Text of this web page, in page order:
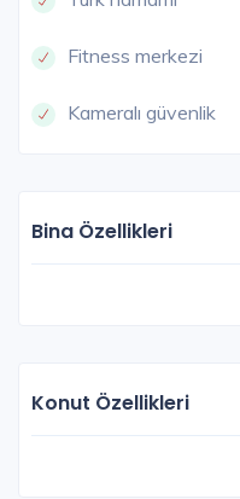
Fitness merkezi
Kameralı güvenlik
Bina Özellikleri
Konut Özellikleri